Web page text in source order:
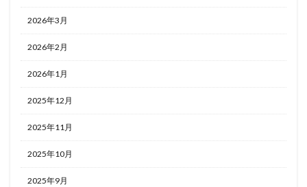
2026年3月
2026年2月
2026年1月
2025年12月
2025年11月
2025年10月
2025年9月